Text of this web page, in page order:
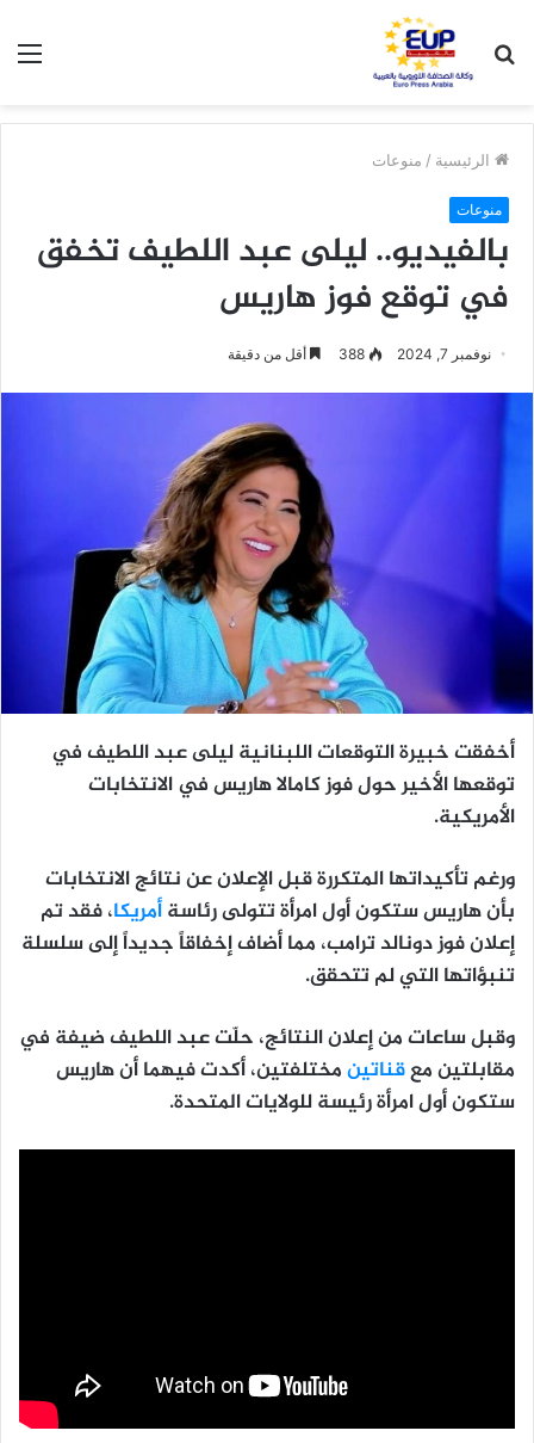
عن
الرئيسية / منوعات
منوعات
بالفيديو.. ليلى عبد اللطيف تخفق
في توقع فوز هاريس
نوفمبر 7, 2024 388 أقل من دقيقة
أخفقت خبيرة التوقعات اللبنانية ليلى عبد اللطيف في
توقعها الأخير حول فوز كامالا هاريس في الانتخابات
الأمريكية.
ورغم تأكيداتها المتكررة قبل الإعلان عن نتائج الانتخابات
بأن هاريس ستكون أول امرأة تتولى رئاسةأمريكا، فقد تم
إعلان فوز دونالد ترامب، مما أضاف إخفاقاً جديداً إلى سلسلة
تنبؤاتها التي لم تتحقق.
وقبل ساعات من إعلان النتائج، حلّت عبد اللطيف ضيفة في
مقابلتين معقناتينمختلفتين، أكدت فيهما أن هاريس
ستكون أول امرأة رئيسة للولايات المتحدة.